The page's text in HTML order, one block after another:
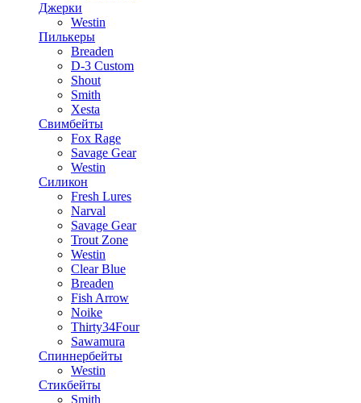
Джерки
Westin
Пилькеры
Breaden
D-3 Custom
Shout
Smith
Xesta
Свимбейты
Fox Rage
Savage Gear
Westin
Силикон
Fresh Lures
Narval
Savage Gear
Trout Zone
Westin
Clear Blue
Breaden
Fish Arrow
Noike
Thirty34Four
Sawamura
Спиннербейты
Westin
Стикбейты
Smith